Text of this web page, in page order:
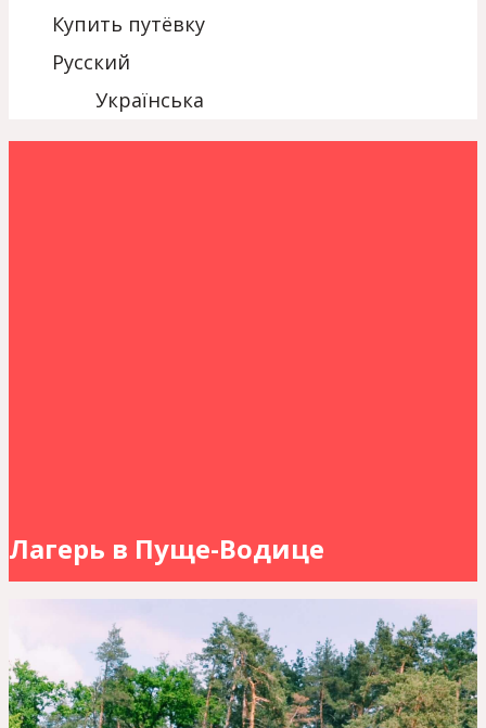
Купить путёвку
Русский
Українська
Лагерь в Пуще-Водице